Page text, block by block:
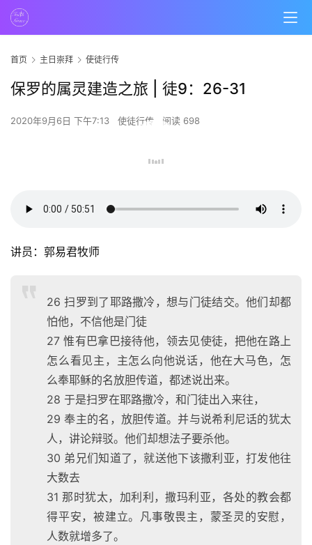
首页 主日崇拜 使徒行传
保罗的属灵建造之旅 | 徒9：26-31
2020年9月6日 下午7:13 使徒行传 阅读 698
讲员：郭易君牧师
26 扫罗到了耶路撒冷，想与门徒结交。他们却都
怕他，不信他是门徒
27 惟有巴拿巴接待他，领去见使徒，把他在路上
怎么看见主，主怎么向他说话，他在大马色，怎
么奉耶稣的名放胆传道，都述说出来。
28 于是扫罗在耶路撒冷，和门徒出入来往，
29 奉主的名，放胆传道。并与说希利尼话的犹太
人，讲论辩驳。他们却想法子要杀他。
30 弟兄们知道了，就送他下该撒利亚，打发他往
大数去
31 那时犹太，加利利，撒玛利亚，各处的教会都
得平安，被建立。凡事敬畏主，蒙圣灵的安慰，
人数就增多了。